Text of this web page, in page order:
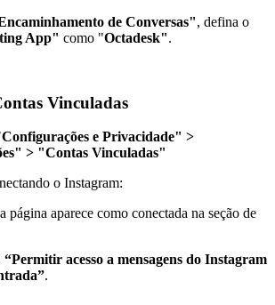
de Conversas", defina o
App" como "Octadesk".
Vinculadas
Configurações e Privacidade" >
> "Contas Vinculadas"
o Instagram:
página aparece como conectada na seção de
“Permitir acesso a mensagens do Instagram
.